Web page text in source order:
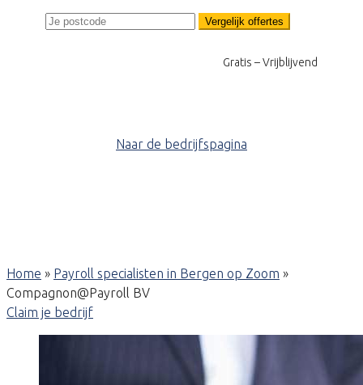
Vergelijk offertes
Gratis – Vrijblijvend
Naar de bedrijfspagina
Home » Payroll specialisten in Bergen op Zoom »
Compagnon@Payroll BV
Claim je bedrijf